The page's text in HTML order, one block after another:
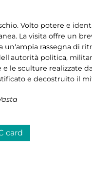
Volto potere e
La visita offre un
un'ampia rassegna di
politica,
le sculture realizzate
e decostruito il
card